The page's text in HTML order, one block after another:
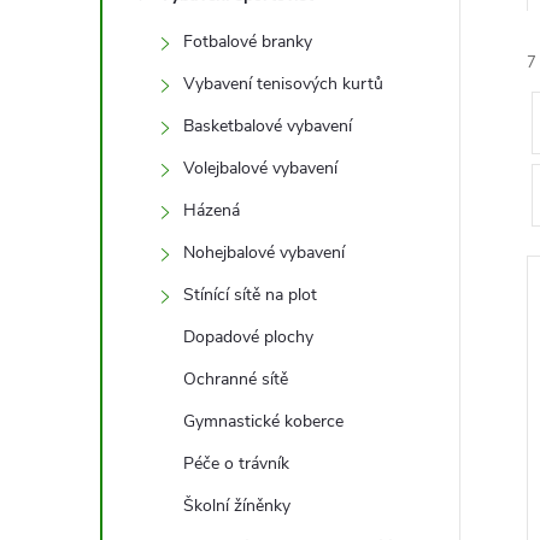
Fotbalové branky
Vybavení tenisových kurtů
Basketbalové vybavení
Volejbalové vybavení
Házená
Nohejbalové vybavení
Stínící sítě na plot
Dopadové plochy
Ochranné sítě
Gymnastické koberce
Péče o trávník
Školní žíněnky
a
í
7